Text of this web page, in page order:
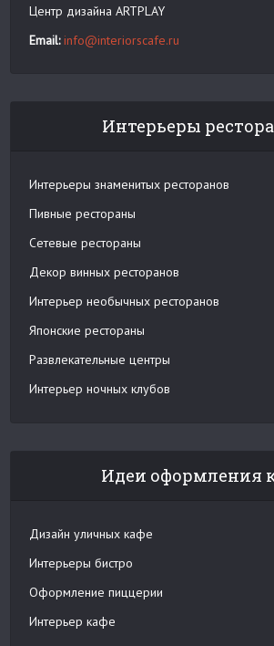
Центр дизайна ARTPLAY
Email: info@interiorscafe.ru
Интерьеры
Интерьеры знаменитых ресторанов
Пивные рестораны
Сетевые рестораны
Декор винных ресторанов
Интерьер необычных ресторанов
Японские рестораны
Развлекательные центры
Интерьер ночных клубов
Идеи оформления
Дизайн уличных кафе
Интерьеры бистро
Оформление пиццерии
Интерьер кафе